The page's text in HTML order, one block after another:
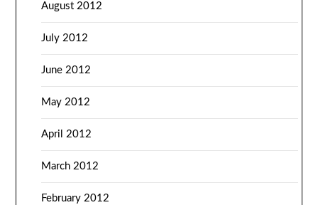
August 2012
July 2012
June 2012
May 2012
April 2012
March 2012
February 2012